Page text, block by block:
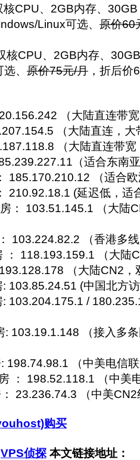
CPU、2GB内存、
Linux可选、 原价60
核CPU、2GB内存、
、 原价75元/月 ，折后价
（大陆直连带
（大陆直连，大
（大陆直连带
（适合东南
185.170.210.12 （适合
210.92.18.1 (延迟低，适
： 103.51.145.1 （大陆
103.224.82.2 （香港多
： 118.193.159.1 （大陆
（大陆CN2，
: 103.85.24.51 (中国北方
: 103.204.175.1 /
: 103.19.1.148 （接入多
198.74.98.1 （中美电信
： 198.52.118.1 （中美
23.236.74.3 （中美
购买
VPS侦探 本文链接地址：